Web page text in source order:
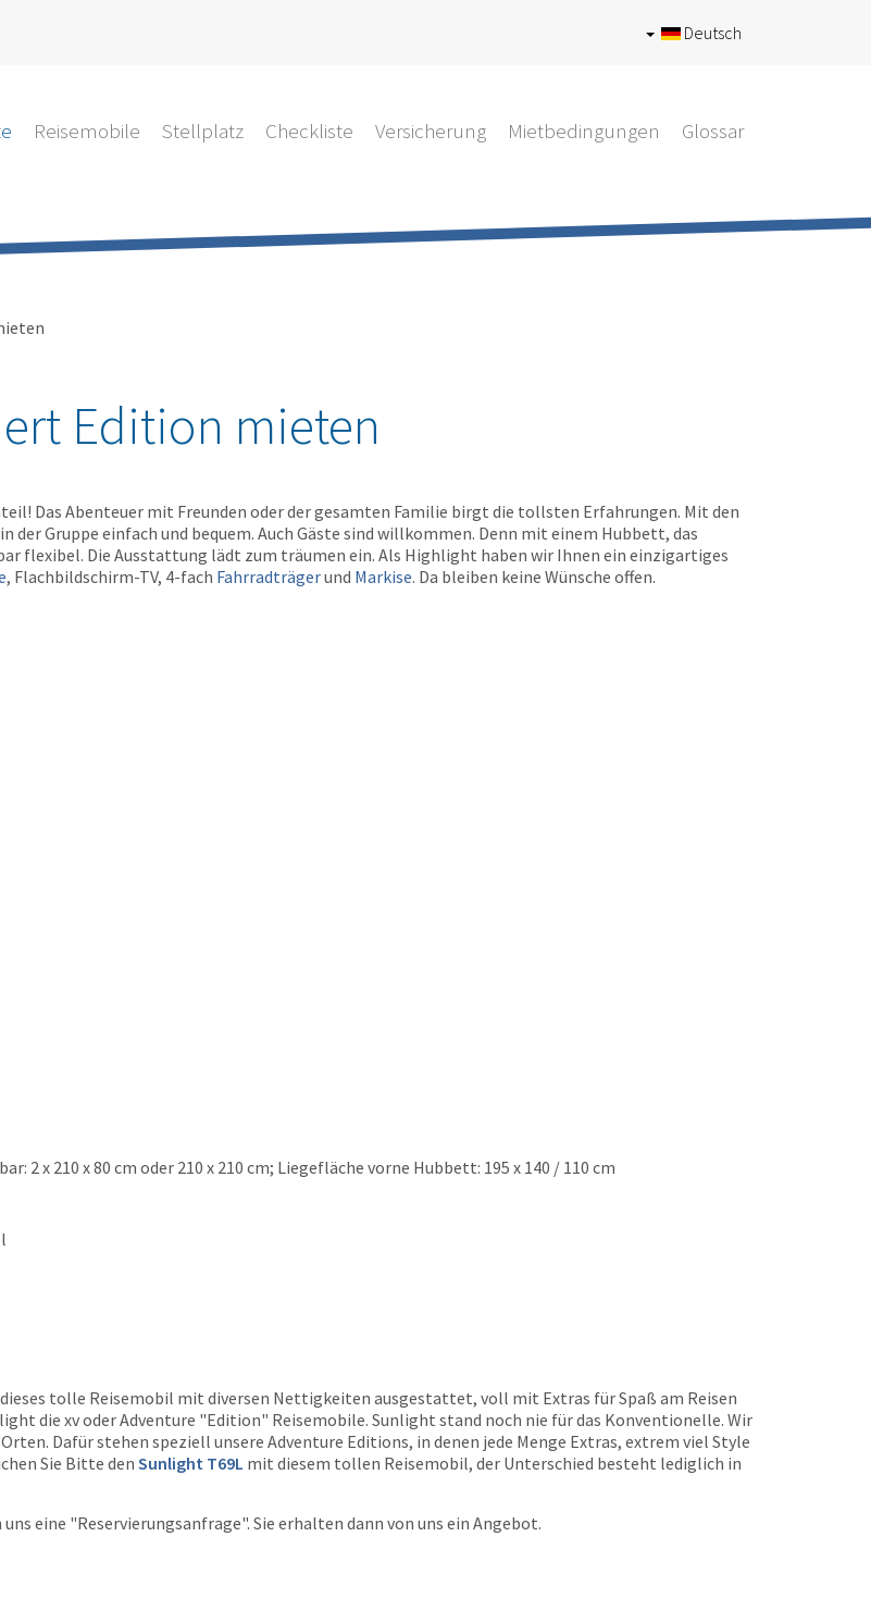
Deutsch
Reisemobile Stellplatz Checkliste Versicherung Mietbedingungen Glossar
Edition mieten
Das Abenteuer mit Freunden oder der gesamten Familie birgt die tollsten Erfahrungen. Mit den
Gruppe einfach und bequem. Auch Gäste sind willkommen. Denn mit einem Hubbett, das
flexibel. Die Ausstattung lädt zum träumen ein. Als Highlight haben wir Ihnen ein einzigartiges
, Flachbildschirm-TV, 4-fach Fahrradträgerund Markise. Da bleiben keine Wünsche offen.
x 210 x 80 cm oder 210 x 210 cm; Liegefläche vorne Hubbett: 195 x 140 / 110 cm
tolle Reisemobil mit diversen Nettigkeiten ausgestattet, voll mit Extras für Spaß am Reisen
die xv oder Adventure "Edition" Reisemobile. Sunlight stand noch nie für das Konventionelle. Wir
Dafür stehen speziell unsere Adventure Editions, in denen jede Menge Extras, extrem viel Style
Sie Bitte den Sunlight T69L mit diesem tollen Reisemobil, der Unterschied besteht lediglich in
eine "Reservierungsanfrage". Sie erhalten dann von uns ein Angebot.